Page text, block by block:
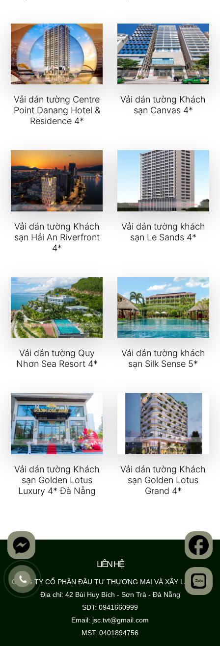
Vải dán tường Centre
Point Danang Hotel &
Residence 4*
Vải dán tường Khách
sạn Canvas 4*
Vải dán tường Khách
sạn Hải An Riverfront
4*
Vải dán tường khách
sạn Le Sands 4*
Vải dán tường Quy
Nhơn Sea Resort 4*
Vải dán tường khách
sạn Silk Sense 5*
Vải dán tường Khách
sạn Golden Lotus
Luxury 4* Đà Nẵng
Vải dán tường Khách
sạn Golden Lotus
Grand 4*
LIÊN HỆ
CÔNG TY CỔ PHẦN ĐẦU TƯ THƯƠNG MẠI VÀ XÂY LẮP TVT
Địa chỉ: 42 Bùi Huy Bích - Sơn Trà - Đà Nẵng
SĐT: 0941660999
Email: jsc.tvt@gmail.com
MST: 0401894756